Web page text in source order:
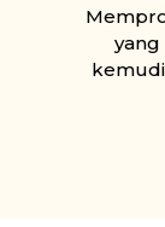
yang